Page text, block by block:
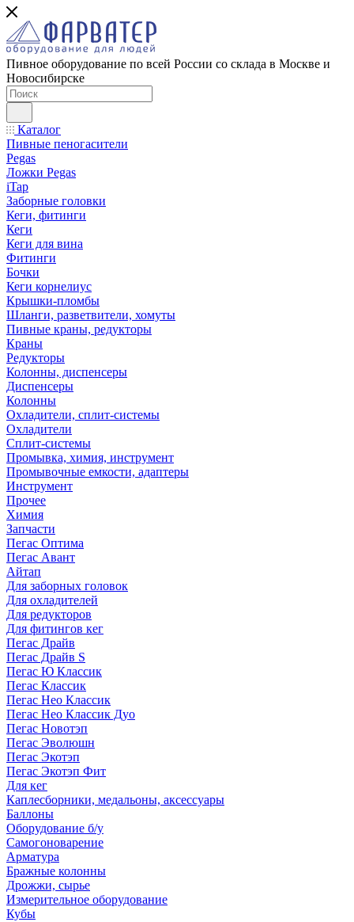
Пивное оборудование по всей России со склада в Москве и
Новосибирске
Каталог
Пивные пеногасители
Pegas
Ложки Pegas
iTap
Заборные головки
Кеги, фитинги
Кеги
Кеги для вина
Фитинги
Бочки
Кеги корнелиус
Крышки-пломбы
Шланги, разветвители, хомуты
Пивные краны, редукторы
Краны
Редукторы
Колонны, диспенсеры
Диспенсеры
Колонны
Охладители, сплит-системы
Охладители
Сплит-системы
Промывка, химия, инструмент
Промывочные емкости, адаптеры
Инструмент
Прочее
Химия
Запчасти
Пегас Оптима
Пегас Авант
Айтап
Для заборных головок
Для охладителей
Для редукторов
Для фитингов кег
Пегас Драйв
Пегас Драйв S
Пегас Ю Классик
Пегас Классик
Пегас Нео Классик
Пегас Нео Классик Дуо
Пегас Новотэп
Пегас Эволюшн
Пегас Экотэп
Пегас Экотэп Фит
Для кег
Каплесборники, медальоны, аксессуары
Баллоны
Оборудование б/у
Самогоноварение
Арматура
Бражные колонны
Дрожжи, сырье
Измерительное оборудование
Кубы